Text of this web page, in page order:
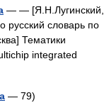
— — [Я.Н.Лугинский,
словарь по
Тематики
integrated
— 79)